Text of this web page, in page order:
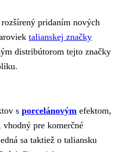
pridaním nových
talianskej značky
distribútorom tejto značky
s porcelánovým efektom,
vhodný pre komerčné
sa taktiež o taliansku